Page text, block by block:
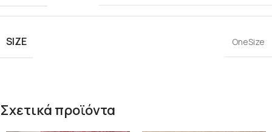
SIZE OneSize
Σχετικά προϊόντα